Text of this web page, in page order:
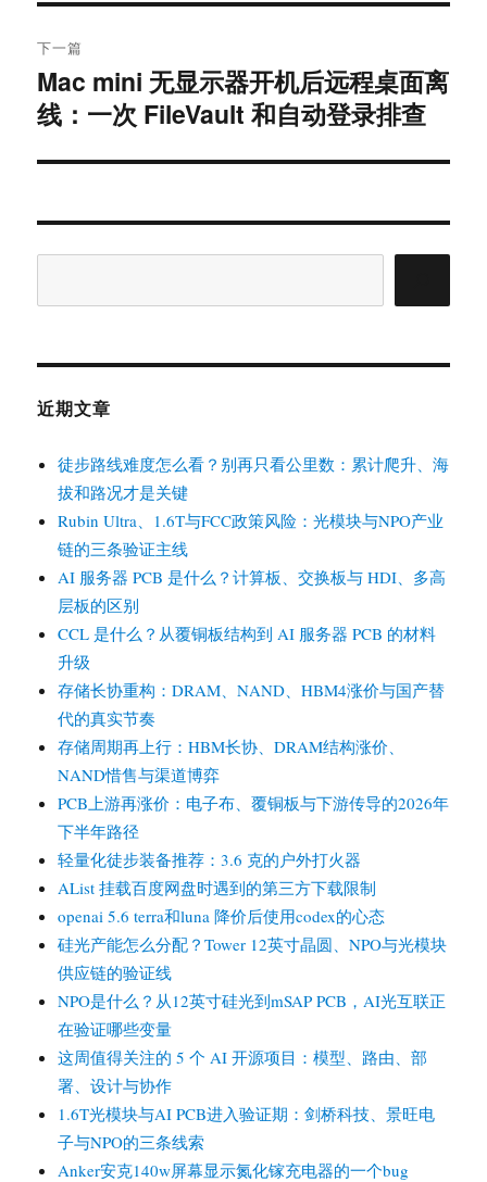
下一篇
下
篇
文
章：
Mac mini 无显示器开机后远程桌面离
线：一次 FileVault 和自动登录排查
近期文章
徒步路线难度怎么看？别再只看公里数：累计爬升、海
拔和路况才是关键
Rubin Ultra、1.6T与FCC政策风险：光模块与NPO产业
链的三条验证主线
AI 服务器 PCB 是什么？计算板、交换板与 HDI、多高
层板的区别
CCL 是什么？从覆铜板结构到 AI 服务器 PCB 的材料
升级
存储长协重构：DRAM、NAND、HBM4涨价与国产替
代的真实节奏
存储周期再上行：HBM长协、DRAM结构涨价、
NAND惜售与渠道博弈
PCB上游再涨价：电子布、覆铜板与下游传导的2026年
下半年路径
轻量化徒步装备推荐：3.6 克的户外打火器
AList 挂载百度网盘时遇到的第三方下载限制
openai 5.6 terra和luna 降价后使用codex的心态
硅光产能怎么分配？Tower 12英寸晶圆、NPO与光模块
供应链的验证线
NPO是什么？从12英寸硅光到mSAP PCB，AI光互联正
在验证哪些变量
这周值得关注的 5 个 AI 开源项目：模型、路由、部
署、设计与协作
1.6T光模块与AI PCB进入验证期：剑桥科技、景旺电
子与NPO的三条线索
Anker安克140w屏幕显示氮化镓充电器的一个bug